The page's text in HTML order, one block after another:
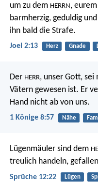
um zu dem HERRN,
barmherzig, geduldig
ihn bald die Strafe.
Joel 2:13 Herz Gnade
Der HERR, unser Gott,
Vätern gewesen ist. Er
Hand nicht ab von uns.
1 Könige 8:57 Nähe
Lügenmäuler sind dem
treulich handeln,
Sprüche 12:22 Lügen